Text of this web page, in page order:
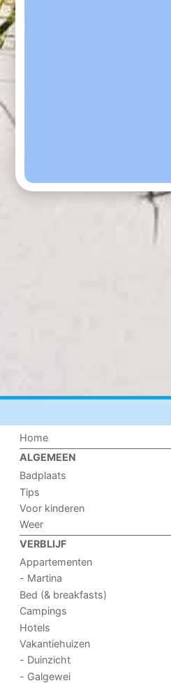
Home
ALGEMEEN
Badplaats
Tips
Voor kinderen
Weer
VERBLIJF
Appartementen
- Martina
Bed (& breakfasts)
Campings
Hotels
Vakantiehuizen
- Duinzicht
- Galgewei